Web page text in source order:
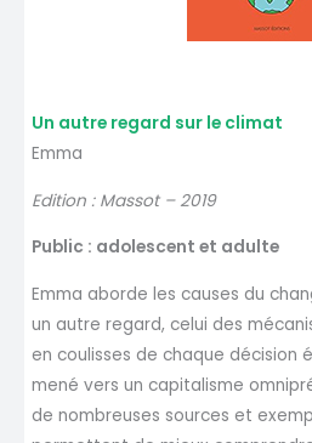
Un autre regard sur le climat
Emma
Edition : Massot – 2019
Public : adolescent et adulte
Emma aborde les causes du
un autre regard, celui des
en coulisses de chaque décision
mené vers un capitalisme
de nombreuses sources et